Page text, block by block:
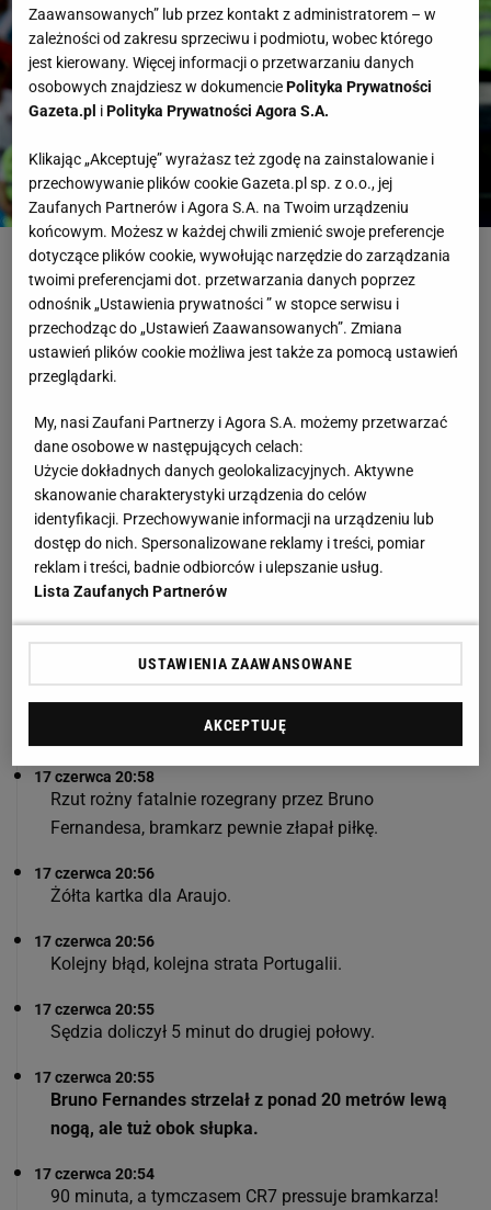
Fot. Kuba Atys / Agencja Wyborcza.pl
Mundial 2026 Portugalia Piłka Nożna DR Konga
Mistrzostwa Świata 2026
RELACJA NA ŻYWO
17 czerwca 21:03
Oto relacja z meczu.
Piłkarz Widzewa zatrzymał Ronaldo.
Sensacyjna wpadka Portugalii na MŚ
17 czerwca 21:00
Koniec meczu! Portugalia sensacyjnie remisuje z DR
17 czerwca 20:58
Rzut rożny fatalnie rozegrany przez Bruno
Fernandesa, bramkarz pewnie złapał piłkę.
17 czerwca 20:56
Żółta kartka dla Araujo.
17 czerwca 20:56
Kolejny błąd, kolejna strata Portugalii.
17 czerwca 20:55
Sędzia doliczył 5 minut do drugiej połowy.
17 czerwca 20:55
Bruno Fernandes strzelał z ponad 20 metrów lewą
nogą, ale tuż obok słupka.
17 czerwca 20:54
90 minuta, a tymczasem CR7 pressuje bramkarza!
Zaawansowanych” lub przez kontakt z administratorem – w
zależności od zakresu sprzeciwu i podmiotu, wobec którego
jest kierowany. Więcej informacji o przetwarzaniu danych
osobowych znajdziesz w dokumenciePolityka Prywatności
Gazeta.pl iPolityka Prywatności Agora S.A.
Klikając „Akceptuję” wyrażasz też zgodę na zainstalowanie i
przechowywanie plików cookie Gazeta.pl sp. z o.o., jej
Zaufanych Partnerów i Agora S.A. na Twoim urządzeniu
końcowym. Możesz w każdej chwili zmienić swoje preferencje
dotyczące plików cookie, wywołując narzędzie do zarządzania
twoimi preferencjami dot. przetwarzania danych poprzez
odnośnik „Ustawienia prywatności ” w stopce serwisu i
przechodząc do „Ustawień Zaawansowanych”. Zmiana
ustawień plików cookie możliwa jest także za pomocą ustawień
przeglądarki.
My, nasi Zaufani Partnerzy i Agora S.A. możemy przetwarzać
dane osobowe w następujących celach:
Użycie dokładnych danych geolokalizacyjnych. Aktywne
skanowanie charakterystyki urządzenia do celów
identyfikacji. Przechowywanie informacji na urządzeniu lub
dostęp do nich. Spersonalizowane reklamy i treści, pomiar
reklam i treści, badnie odbiorców i ulepszanie usług.
Lista Zaufanych Partnerów
USTAWIENIA ZAAWANSOWANE
AKCEPTUJĘ